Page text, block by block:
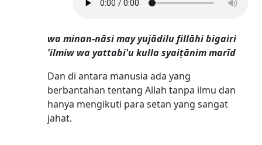
wa minan-nāsi may yujādilu fillāhi bigairi
'ilmiw wa yattabi'u kulla syaiṭānim marīd
Dan di antara manusia ada yang
berbantahan tentang Allah tanpa ilmu dan
hanya mengikuti para setan yang sangat
jahat.